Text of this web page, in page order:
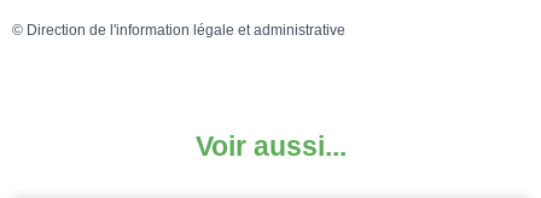
© Direction de l'information légale et administrative
Voir aussi...